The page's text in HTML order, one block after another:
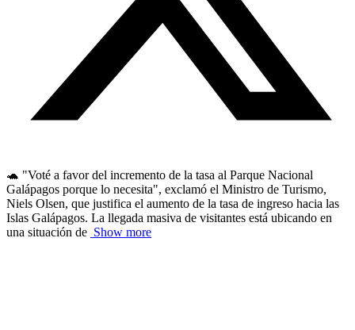
🐢 "Voté a favor del incremento de la tasa al Parque Nacional
Galápagos porque lo necesita", exclamó el Ministro de Turismo,
Niels Olsen, que justifica el aumento de la tasa de ingreso hacia las
Islas Galápagos. La llegada masiva de visitantes está ubicando en
una situación de Show more